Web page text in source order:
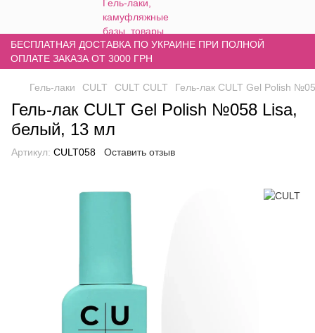
БЕСПЛАТНАЯ ДОСТАВКА ПО УКРАИНЕ ПРИ ПОЛНОЙ
ОПЛАТЕ ЗАКАЗА ОТ 3000 ГРН
Гель-лаки CULT CULT CULT Гель-лак CULT Gel Polish
Гель-лак CULT Gel Polish №058 Lisa,
белый, 13 мл
Артикул: CULT058 Оставить отзыв